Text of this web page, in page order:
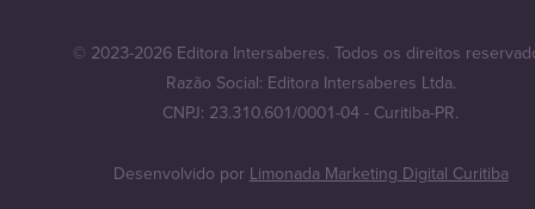
© 2023-2026 Editora Intersaberes. Todos os direitos
Razão Social: Editora Intersaberes Ltda.
CNPJ: 23.310.601/0001-04 - Curitiba-PR.
Desenvolvido porLimonada Marketing Digital Curitiba